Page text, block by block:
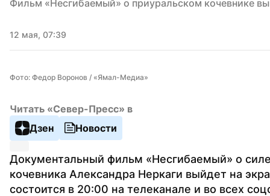
Фильм «Несгибаемый» о приуральском кочевнике
12 мая, 07:39
Фото: Федор Воронов / «Ямал-Медиа»
Читать «Север-Пресс» в
Дзен
Новости
Документальный фильм «Несгибаемый» о
кочевника Александра Неркаги выйдет на
состоится в 20:00 на телеканале и во всех